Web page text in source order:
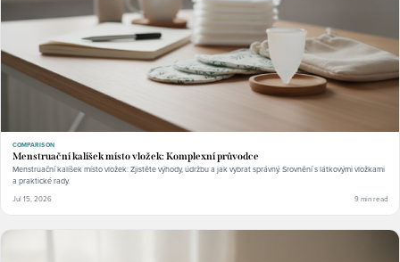
COMPARISON
Menstruační kalíšek místo vložek: Komplexní průvodce
Menstruační kalíšek místo vložek: Zjistěte výhody, údržbu a jak vybrat správný. Srovnění s látkovými vložkami
a praktické rady.
Jul 15, 2026 9 min read